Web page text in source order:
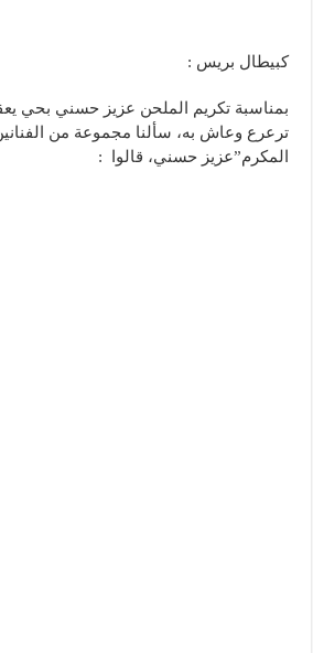
كبيطال بريس :
بمناسبة تكريم الملحن عزيز حسني بحي
ترعرع وعاش به، سألنا مجموعة من
المكرم”عزيز حسني، قالوا :